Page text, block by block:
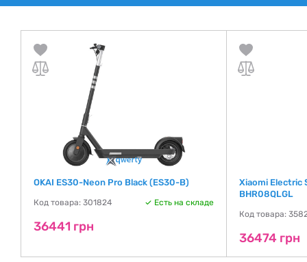
OKAI ES30-Neon Pro Black (ES30-B)
Код товара: 301824 Есть на складе
36441 грн
Xiaomi Electric
BHR08QLGL
Код товара:
36474 грн